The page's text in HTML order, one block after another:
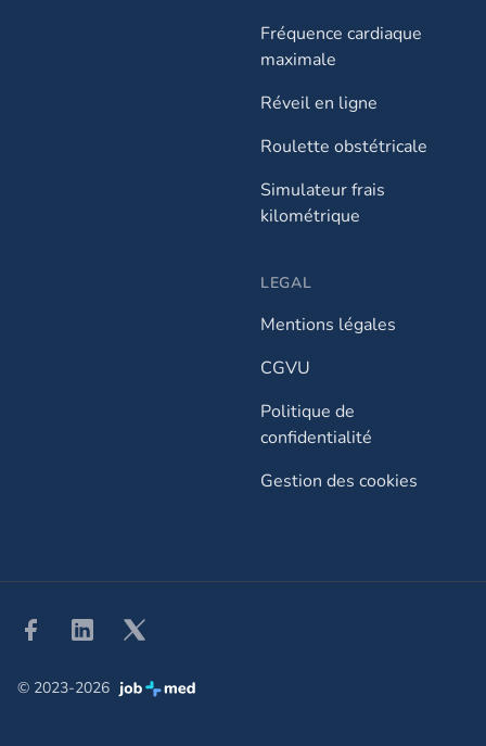
Fréquence cardiaque
maximale
Réveil en ligne
Roulette obstétricale
Simulateur frais
kilométrique
LEGAL
Mentions légales
CGVU
Politique de
confidentialité
Gestion des cookies
FacebookLinkedinTwitter
© 2023-2026